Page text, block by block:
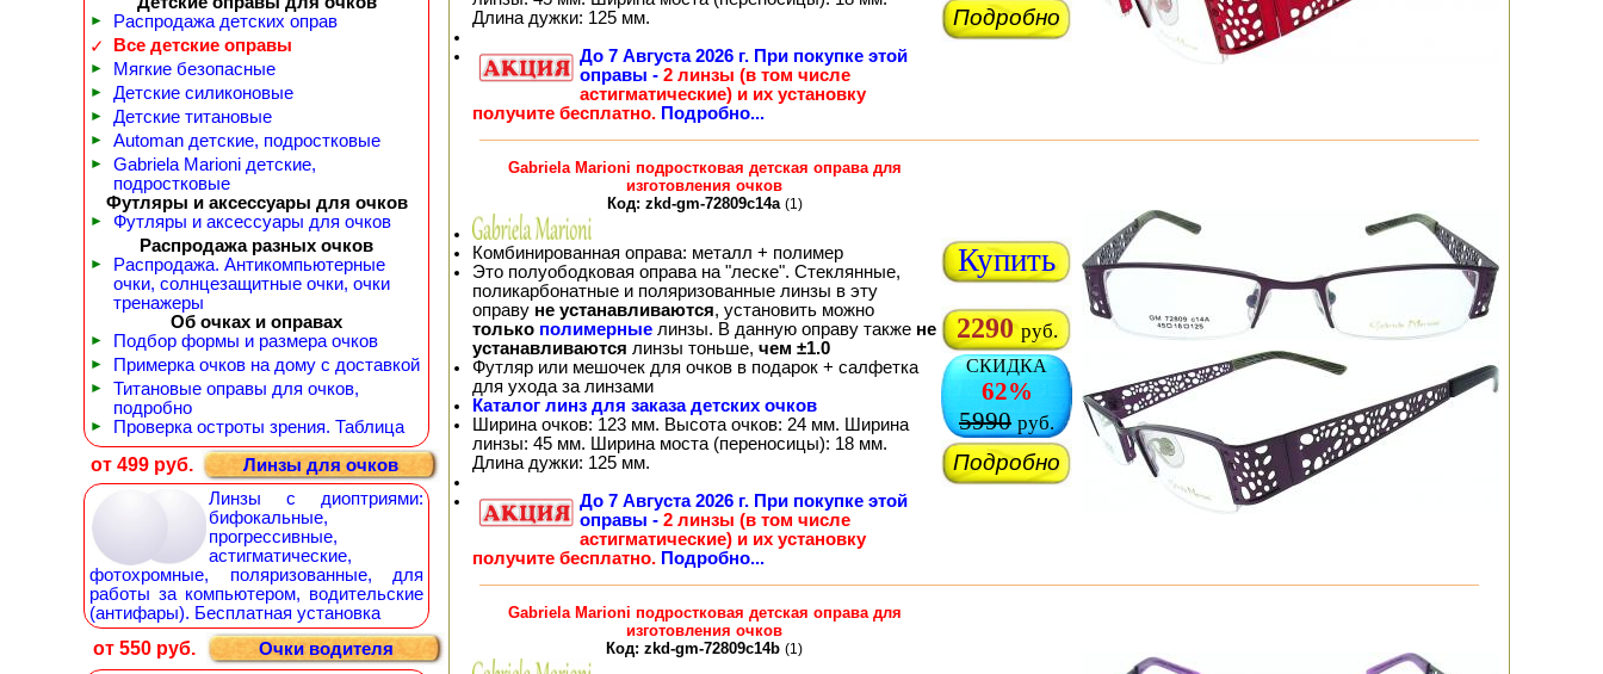
►
Распродажа детских оправ
✓
Все детские оправы
► Мягкие безопасные
► Детские силиконовые
► Детские титановые
► Automan детские, подростковые
►
Gabriela Marioni детские,
подростковые
Футляры и аксессуары для очков
►
Футляры и аксессуары для очков
Распродажа разных очков
►
Распродажа. Антикомпьютерные
очки, солнцезащитные очки, очки
тренажеры
Об очках и оправах
► Подбор формы и размера очков
► Примерка очков на дому с доставкой
►
Титановые оправы для очков,
подробно
► Проверка остроты зрения. Таблица
от 499 руб.
Линзы для очков
Линзы с диоптриями:
бифокальные,
прогрессивные,
астигматические,
фотохромные, поляризованные, для
работы за компьютером, водительские
(антифары). Бесплатная установка
от 550 руб.
Очки водителя
Длина дужки: 125 мм.
До 7 Августа 2026 г. При покупке этой
оправы - 2 линзы (в том числе
астигматические) и их установку
получите бесплатно. Подробно...
Подробно
Gabriela Marioni подростковая детская оправа для
изготовления очков
Код: zkd-gm-72809c14a (1)
Комбинированная оправа: металл + полимер
Это полуободковая оправа на "леске". Стеклянные,
поликарбонатные и поляризованные линзы в эту
оправу не устанавливаются, установить можно
только полимерные линзы. В данную оправу также не
устанавливаются линзы тоньше, чем ±1.0
Футляр или мешочек для очков в подарок + салфетка
для ухода за линзами
Каталог линз для заказа детских очков
Ширина очков: 123 мм. Высота очков: 24 мм. Ширина
линзы: 45 мм. Ширина моста (переносицы): 18 мм.
Длина дужки: 125 мм.
До 7 Августа 2026 г. При покупке этой
оправы - 2 линзы (в том числе
астигматические) и их установку
получите бесплатно. Подробно...
Купить
2290 руб.
СКИДКА
62%
5990 руб.
Подробно
Gabriela Marioni подростковая детская оправа для
изготовления очков
Код: zkd-gm-72809c14b (1)